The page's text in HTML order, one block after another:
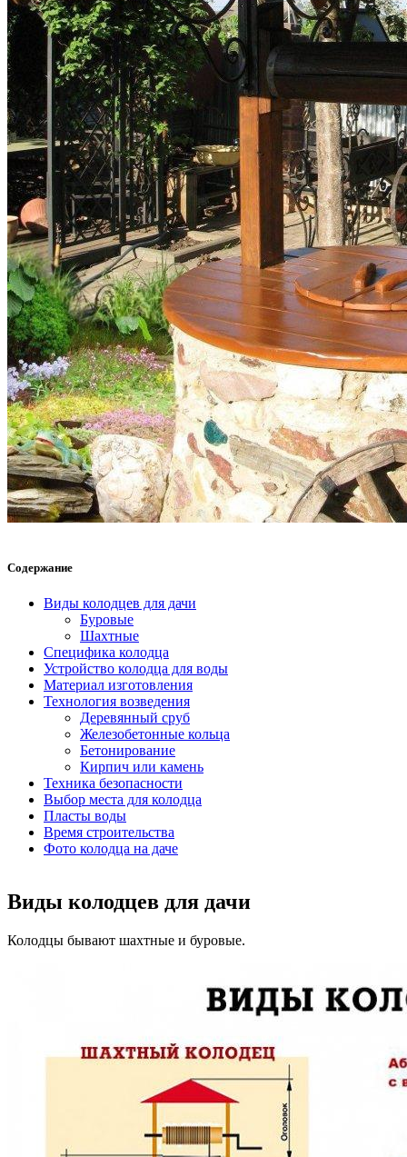
Содержание
Виды колодцев для дачи
Буровые
Шахтные
Специфика колодца
Устройство колодца для воды
Материал изготовления
Технология возведения
Деревянный сруб
Железобетонные кольца
Бетонирование
Кирпич или камень
Техника безопасности
Выбор места для колодца
Пласты воды
Время строительства
Фото колодца на даче
Виды колодцев для дачи
Колодцы бывают шахтные и буровые.